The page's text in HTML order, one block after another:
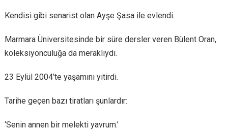
Kendisi gibi senarist olan Ayşe Şasa ile evlendi.
Marmara Üniversitesinde bir süre dersler veren Bülent Oran,
koleksiyonculuğa da meraklıydı.
23 Eylül 2004’te yaşamını yitirdi.
Tarihe geçen bazı tiratları şunlardır:
‘Senin annen bir melekti yavrum.’